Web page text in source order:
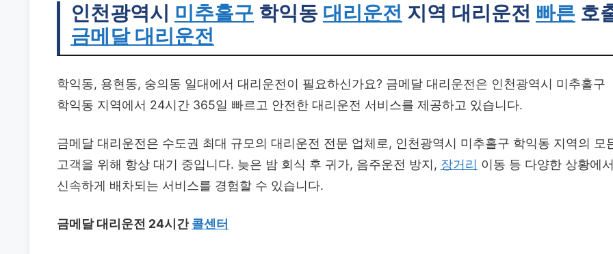
인천광역시 미추홀구 학익동 대리운전 지역 대리운전 빠른 호
금메달 대리운전
학익동, 용현동, 숭의동 일대에서 대리운전이 필요하신가요? 금메달 대리운전은 인천광역시 미추홀구
학익동 지역에서 24시간 365일 빠르고 안전한 대리운전 서비스를 제공하고 있습니다.
금메달 대리운전은 수도권 최대 규모의 대리운전 전문 업체로, 인천광역시 미추홀구 학익동 지역의 모
고객을 위해 항상 대기 중입니다. 늦은 밤 회식 후 귀가, 음주운전 방지, 장거리 이동 등 다양한 상황에
신속하게 배차되는 서비스를 경험할 수 있습니다.
금메달 대리운전 24시간콜센터